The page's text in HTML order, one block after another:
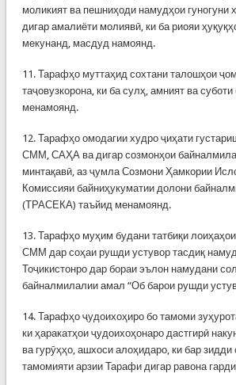
моликият ва пешниҳоди намудҳои
дигар амалиёти молиявӣ, ки ба риояи
мекунанд, масдуд намоянд.
11. Тарафҳо муттаҳид сохтани талошҳои
таҷовузкорона, ки ба сулҳ, амният ва
менамоянд.
12. Тарафҳо омодагии худро ҷиҳати
СММ, САҲА ва дигар созмонҳои
минтақавӣ, аз ҷумла Созмони Ҳамкории
Комиссияи байниҳукуматии долони
(ТРАСЕКА) таъйид менамоянд.
13. Тарафҳо муҳим будани татбиқи
СММ дар соҳаи рушди устувор тасдиқ
Тоҷикистонро дар бораи эълон намудани
байналмилалии амал “Об барои рушди
14. Тарафҳо ҷудоихоҳиро бо тамоми
ки ҳаракатҳои ҷудоихоҳонаро дастгирӣ
ва гурӯҳҳо, ашхоси алоҳидаро, ки бар
тамомияти арзии Тарафи дигар равона